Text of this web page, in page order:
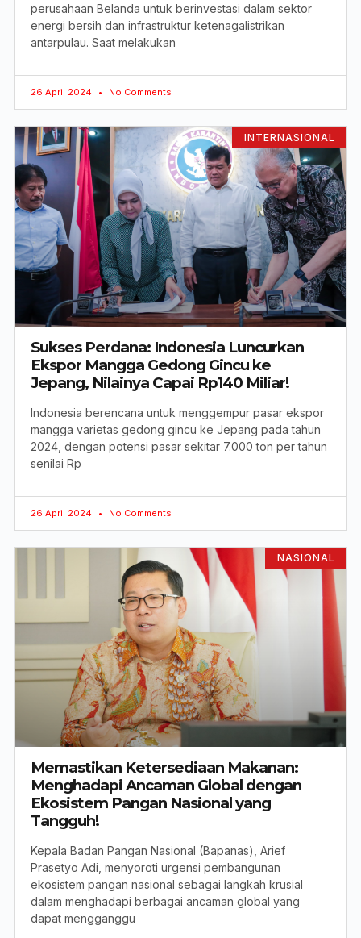
perusahaan Belanda untuk berinvestasi dalam sektor
energi bersih dan infrastruktur ketenagalistrikan
antarpulau. Saat melakukan
26 April 2024 No Comments
INTERNASIONAL
Sukses Perdana: Indonesia Luncurkan
Ekspor Mangga Gedong Gincu ke
Jepang, Nilainya Capai Rp140 Miliar!
Indonesia berencana untuk menggempur pasar ekspor
mangga varietas gedong gincu ke Jepang pada tahun
2024, dengan potensi pasar sekitar 7.000 ton per tahun
senilai Rp
26 April 2024 No Comments
NASIONAL
Memastikan Ketersediaan Makanan:
Menghadapi Ancaman Global dengan
Ekosistem Pangan Nasional yang
Tangguh!
Kepala Badan Pangan Nasional (Bapanas), Arief
Prasetyo Adi, menyoroti urgensi pembangunan
ekosistem pangan nasional sebagai langkah krusial
dalam menghadapi berbagai ancaman global yang
dapat mengganggu